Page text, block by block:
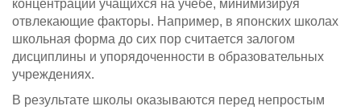
концентрации учащихся на учебе, минимизируя
отвлекающие факторы. Например, в японских школах
школьная форма до сих пор считается залогом
дисциплины и упорядоченности в образовательных
учреждениях.
В результате школы оказываются перед непростым